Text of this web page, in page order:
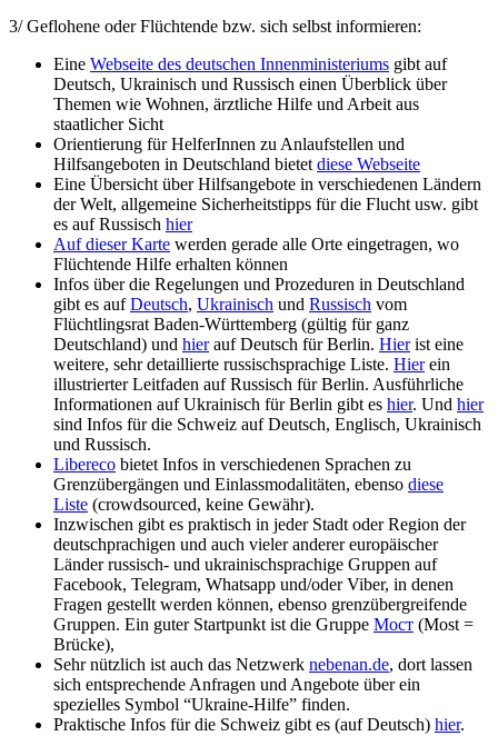
3/ Geflohene oder Flüchtende bzw. sich selbst informieren:
Eine Webseite des deutschen Innenministeriums gibt auf
Deutsch, Ukrainisch und Russisch einen Überblick über
Themen wie Wohnen, ärztliche Hilfe und Arbeit aus
staatlicher Sicht
Orientierung für HelferInnen zu Anlaufstellen und
Hilfsangeboten in Deutschland bietetdiese Webseite
Eine Übersicht über Hilfsangebote in verschiedenen Ländern
der Welt, allgemeine Sicherheitstipps für die Flucht usw. gibt
es auf Russisch hier
Auf dieser Karte werden gerade alle Orte eingetragen, wo
Flüchtende Hilfe erhalten können
Infos über die Regelungen und Prozeduren in Deutschland
gibt es aufDeutsch, Ukrainisch und Russisch vom
Flüchtlingsrat Baden-Württemberg (gültig für ganz
Deutschland) und hierauf Deutsch für Berlin. Hierist eine
weitere, sehr detaillierte russischsprachige Liste. Hierein
illustrierter Leitfaden auf Russisch für Berlin. Ausführliche
Informationen auf Ukrainisch für Berlin gibt es hier. Und hier
sind Infos für die Schweiz auf Deutsch, Englisch, Ukrainisch
und Russisch.
Libereco bietet Infos in verschiedenen Sprachen zu
Grenzübergängen und Einlassmodalitäten, ebenso diese
Liste (crowdsourced, keine Gewähr).
Inzwischen gibt es praktisch in jeder Stadt oder Region der
deutschprachigen und auch vieler anderer europäischer
Länder russisch- und ukrainischsprachige Gruppen auf
Facebook, Telegram, Whatsapp und/oder Viber, in denen
Fragen gestellt werden können, ebenso grenzübergreifende
Gruppen. Ein guter Startpunkt ist die Gruppe Мост (Most =
Brücke),
Sehr nützlich ist auch das Netzwerk nebenan.de, dort lassen
sich entsprechende Anfragen und Angebote über ein
spezielles Symbol “Ukraine-Hilfe” finden.
Praktische Infos für die Schweiz gibt es (auf Deutsch) hier.